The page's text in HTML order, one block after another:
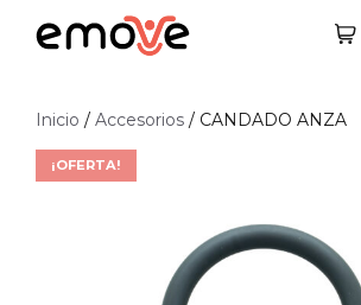
Inicio / Accesorios / CANDADO ANZA
¡OFERTA!